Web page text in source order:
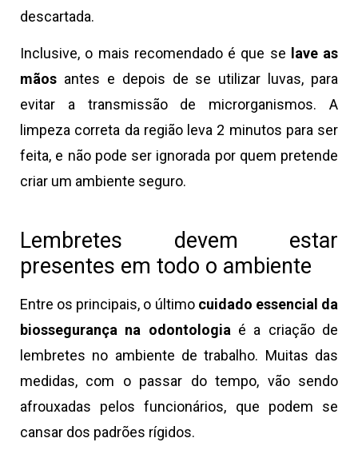
descartada.
Inclusive, o mais recomendado é que se
lave as
mãos antes e depois de se utilizar luvas, para
evitar a transmissão de microrganismos. A
limpeza correta da região leva 2 minutos para ser
feita, e não pode ser ignorada por quem pretende
criar um ambiente seguro.
Lembretes devem estar
presentes em todo o ambiente
Entre os principais, o último cuidado essencial da
biossegurança na odontologiaé a criação de
lembretes no ambiente de trabalho. Muitas das
medidas, com o passar do tempo, vão sendo
afrouxadas pelos funcionários, que podem se
cansar dos padrões rígidos.